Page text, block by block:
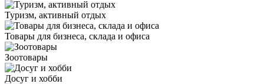
Туризм, активный отдых
Товары для бизнеса, склада и офиса
Зоотовары
Досуг и хобби